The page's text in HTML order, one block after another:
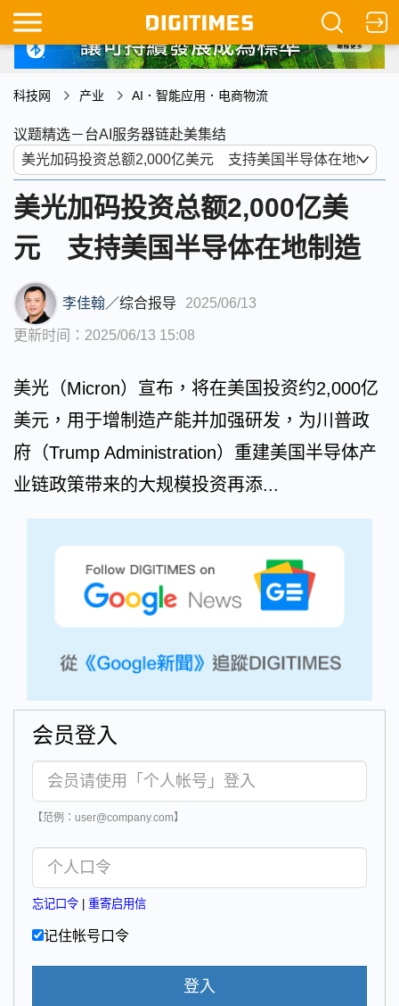
科技网 产业 AI．智能应用．电商物流
议题精选－台AI服务器链赴美集结
美光加码投资总额2,000亿美
元 支持美国半导体在地制造
李佳翰／综合报导 2025/06/13
更新时间：2025/06/13 15:08
美光（Micron）宣布，将在美国投资约2,000亿
美元，用于增制造产能并加强研发，为川普政
府（Trump Administration）重建美国半导体产
业链政策带来的大规模投资再添...
会员登入
【范例：user@company.com】
忘记口令 重寄启用信
记住帐号口令
登入